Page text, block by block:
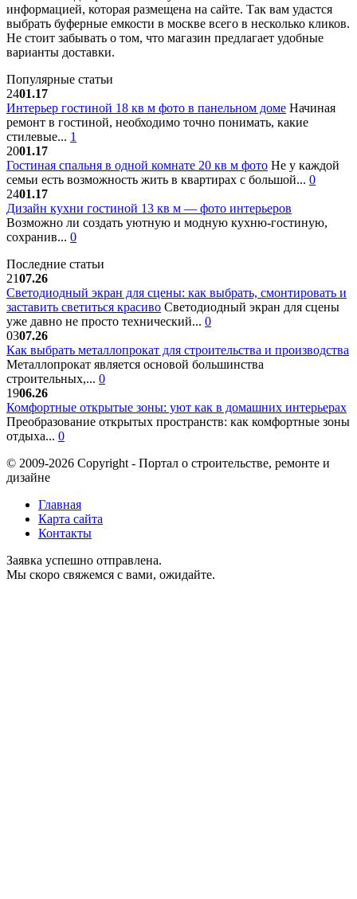
информацией, которая размещена на сайте. Так вам удастся
выбрать буферные емкости в москве всего в несколько кликов.
Не стоит забывать о том, что магазин предлагает удобные
варианты доставки.
Популярные статьи
2401.17
Интерьер гостиной 18 кв м фото в панельном доме Начиная
ремонт в гостиной, необходимо точно понимать, какие
стилевые... 1
2001.17
Гостиная спальня в одной комнате 20 кв м фото Не у каждой
семьи есть возможность жить в квартирах с большой... 0
2401.17
Дизайн кухни гостиной 13 кв м — фото интерьеров
Возможно ли создать уютную и модную кухню-гостиную,
сохранив... 0
Последние статьи
2107.26
Светодиодный экран для сцены: как выбрать, смонтировать и
заставить светиться красиво Светодиодный экран для сцены
уже давно не просто технический... 0
0307.26
Как выбрать металлопрокат для строительства и производства
Металлопрокат является основой большинства
строительных,... 0
1906.26
Комфортные открытые зоны: уют как в домашних интерьерах
Преобразование открытых пространств: как комфортные зоны
отдыха... 0
© 2009-2026 Copyright - Портал о строительстве, ремонте и
дизайне
Главная
Карта сайта
Контакты
Заявка успешно отправлена.
Мы скоро свяжемся с вами, ожидайте.